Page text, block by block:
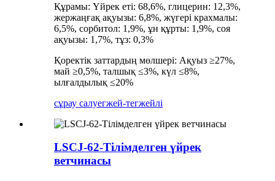
Құрамы: Үйрек еті: 68,6%, глицерин: 12,3%,
жержаңғақ ақуызы: 6,8%, жүгері крахмалы:
6,5%, сорбитол: 1,9%, ұн құрты: 1,9%, соя
ақуызы: 1,7%, тұз: 0,3%
Қоректік заттардың мөлшері: Ақуыз ≥27%,
май ≥0,5%, талшық ≤3%, күл ≤8%,
ылғалдылық ≤20%
сұрау салуегжей-тегжейлі
LSCJ-62-Тілімделген үйрек
ветчинасы